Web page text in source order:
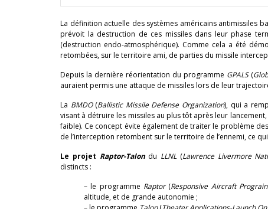
La définition actuelle des systèmes américains antimissiles
prévoit la destruction de ces missiles dans leur phase
(destruction endo-atmosphérique). Comme cela a été
retombées, sur le territoire ami, de parties du missile
Depuis la dernière réorientation du programme GPALS(
auraient permis une attaque de missiles lors de leur
La BMDO(Ballistic Missile Defense Organization), qui a
visant à détruire les missiles au plus tôt après leur
faible). Ce concept évite également de traiter le problème
de l’interception retombent sur le territoire de l’ennemi, ce
Le projet Raptor-Talon du LLNL (Lawrence Livermore
distincts :
– le programme Raptor(Responsive Aircraft
altitude, et de grande autonomie ;